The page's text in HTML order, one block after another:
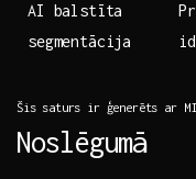
AI balstīta
segmentācija
Šis⁢ saturs‍ ir ​ģenerēts​ ar MI.
Noslēgumā